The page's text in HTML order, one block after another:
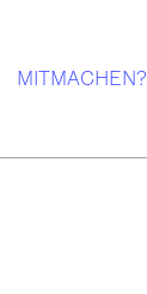
MITMACHEN?